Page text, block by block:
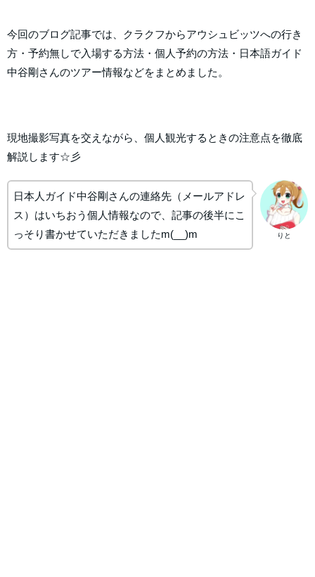
今回のブログ記事では、クラクフからアウシュビッツへの行き
方・予約無しで入場する方法・個人予約の方法・日本語ガイド
中谷剛さんのツアー情報などをまとめました。
現地撮影写真を交えながら、個人観光するときの注意点を徹底
解説します☆彡
りと
日本人ガイド中谷剛さんの連絡先（メールアドレ
ス）はいちおう個人情報なので、記事の後半にこ
っそり書かせていただきましたm(__)m